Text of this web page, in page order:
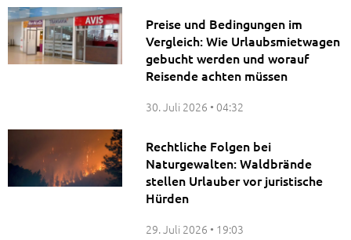
Preise und Bedingungen im
Vergleich: Wie Urlaubsmietwagen
gebucht werden und worauf
Reisende achten müssen
30. Juli 2026 04:32
Rechtliche Folgen bei
Naturgewalten: Waldbrände
stellen Urlauber vor juristische
Hürden
29. Juli 2026 19:03